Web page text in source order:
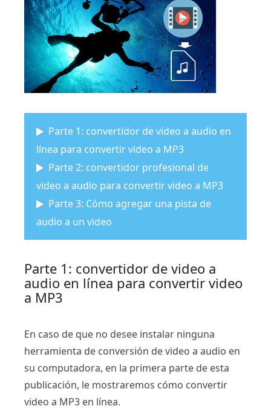
Parte 1: convertidor de video a audio en
línea para convertir video a MP3
Parte 2: convertidor profesional de
video a audio para convertir video a MP3
Parte 3: Cómo agregar una pista de
audio a un video
Parte 1: convertidor de video a
audio en línea para convertir video
a MP3
En caso de que no desee instalar ninguna
herramienta de conversión de video a audio en
su computadora, en la primera parte de esta
publicación, le mostraremos cómo convertir
video a MP3 en línea.